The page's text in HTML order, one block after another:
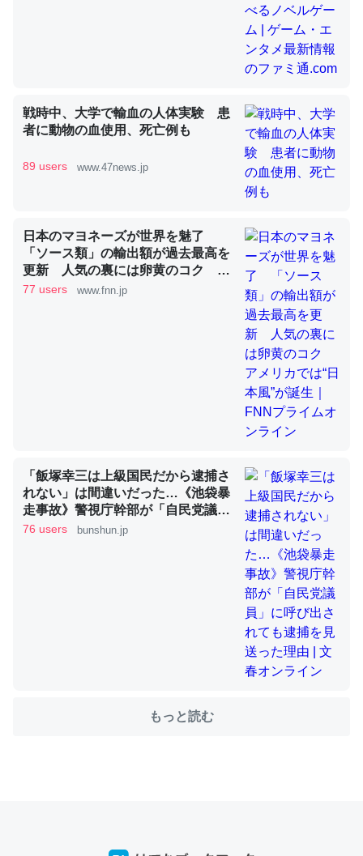
利だから両方が拮抗してるのでは」とあって面白い。海に
いる鋏角類（カブトガニ・ウミグモ）はカルシウムを使わ
ずキチンを強化してる筈だが、酵素が違うのか？
─ニュース :: 【研究発表】昆虫学の大問題＝「昆虫はなぜ海にいな
これを元に考えるとカルシウムを大量に使う脊椎動物と貝
─ニュース :: 【研究発表】昆虫学の大問題＝「昆虫はなぜ海にいな
いのか」に関する新仮説
ウチもEchoを実家に置いて４年。でたまに覗いてる。ぼ
ちぼちRingも置こうかと画策中。あと、Googleマップで
位置情報を共有してる。電池残量や充電中かが分かるので
ちょうど同じ理由でEcho Show 8を設定中でした。Prime
とかSpotifyを支払う孝行もできる。一生で親と会える残
り時間を日数にすると1週間とかの人が多いそうだけど、
それを実質100倍以上に伸ばす効果があるはず……
─たまにLINEするくらいだった遠方の父67歳と僕。ITツール導入で
コミュニケーションが劇的に変化した｜tayorini by LIFULL介護
戦時中、大学で輸血の人体実験 患
者に動物の血使用、死亡例も
89 users www.47news.jp
日本のマヨネーズが世界を魅了
「ソース類」の輸出額が過去最高を
更新 人気の裏には卵黄のコク ア
メリカでは“日本風”が誕生｜FNNプ
77 users www.fnn.jp
「飯塚幸三は上級国民だから逮捕さ
れない」は間違いだった…《池袋暴
走事故》警視庁幹部が「自民党議
員」に呼び出されても逮捕を見送っ
76 users bunshun.jp
もっと読む